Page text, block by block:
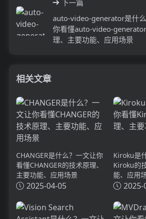
下一篇
auto-video-generator是什
你看懂auto-video-
理、主要功能、应用场景
相关文章
CHANGER是什么？一文让你
看懂CHANGER的技术原理、
主要功能、应用场景
2025-04-05
Kiroku是
Kiroku的
能、应用
2025-